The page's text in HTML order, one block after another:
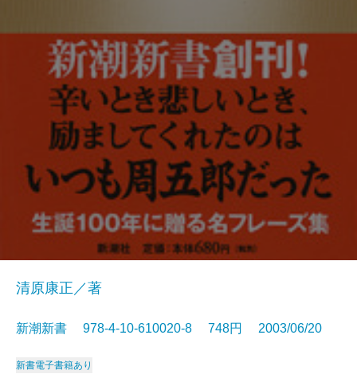
清原康正／著
新潮新書 978-4-10-610020-8 748円 2003/06/20
新書電子書籍あり